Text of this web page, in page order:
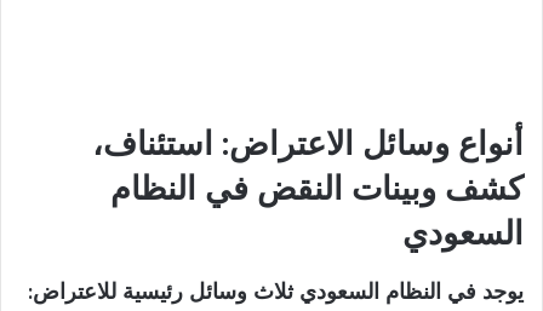
أنواع وسائل الاعتراض: استئناف،
كشف وبينات النقض في النظام
السعودي
يوجد في النظام السعودي ثلاث وسائل رئيسية للاعتراض: